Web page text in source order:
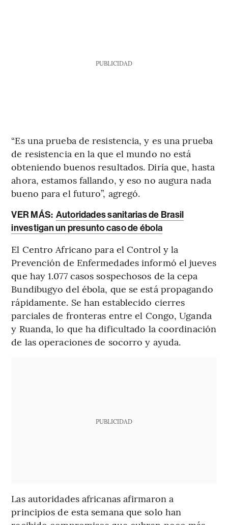
PUBLICIDAD
“Es una prueba de resistencia, y es una prueba
de resistencia en la que el mundo no está
obteniendo buenos resultados. Diría que, hasta
ahora, estamos fallando, y eso no augura nada
bueno para el futuro”, agregó.
VER MÁS: Autoridades sanitarias de Brasil
investigan un presunto caso de ébola
El Centro Africano para el Control y la
Prevención de Enfermedades informó el jueves
que hay 1.077 casos sospechosos de la cepa
Bundibugyo del ébola, que se está propagando
rápidamente. Se han establecido cierres
parciales de fronteras entre el Congo, Uganda
y Ruanda, lo que ha dificultado la coordinación
de las operaciones de socorro y ayuda.
PUBLICIDAD
Las autoridades africanas afirmaron a
principios de esta semana que solo han